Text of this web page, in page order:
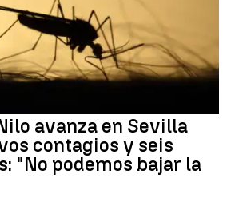
avanza en Sevilla
contagios y seis
"No podemos bajar la